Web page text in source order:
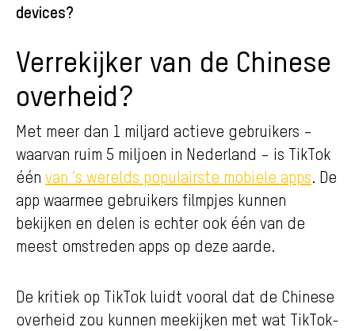
devices?
Verrekijker van de Chinese
overheid?
Met meer dan 1 miljard actieve gebruikers –
waarvan ruim 5 miljoen in Nederland – is TikTok
één van ’s werelds populairste mobiele apps. De
app waarmee gebruikers filmpjes kunnen
bekijken en delen is echter ook één van de
meest omstreden apps op deze aarde.
De kritiek op TikTok luidt vooral dat de Chinese
overheid zou kunnen meekijken met wat TikTok-